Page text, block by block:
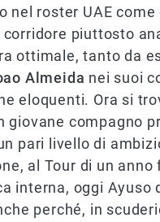
nel roster UAE
piuttosto
ottimale, tanto da
Almeida nei suoi
eloquenti. Ora si
giovane compagno
pari livello di
al Tour di un anno
interna, oggi Ayuso
perché, in